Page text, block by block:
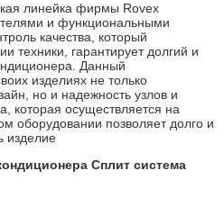
линейка фирмы Rovex
и функциональными
качества, который
техники, гарантирует долгий и
Данный
изделиях не только
но и надежность узлов и
которая осуществляется на
оборудовании позволяет долго и
изделие
Сплит система